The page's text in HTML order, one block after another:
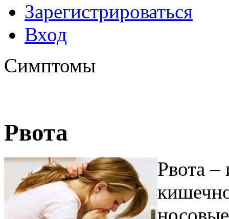
Зарегистрироваться
Вход
Симптомы
Рвота
Рвота –